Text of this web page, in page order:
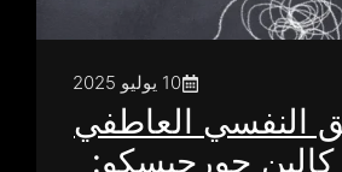
10 يوليو 2025
النفسي العاطفي
جورجيسكو: